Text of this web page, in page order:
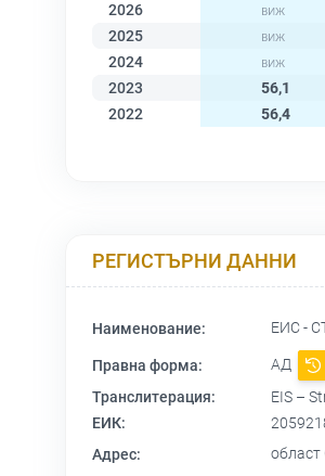
2026
2025
2024
2023
56,1
2022
56,4
РЕГИСТЪРНИ ДАННИ
Наименование: ЕИС -
Правна форма:
АД
Транслитерация:
EIS –
ЕИК:
Адрес:
област